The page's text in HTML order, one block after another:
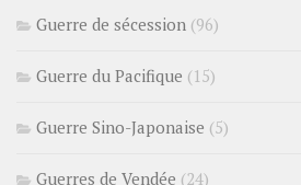
Guerre de sécession (96)
Guerre du Pacifique (15)
Guerre Sino-Japonaise (5)
Guerres de Vendée (24)